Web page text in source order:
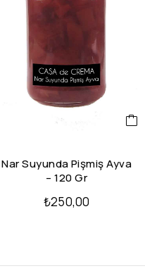
Nar Suyunda Pişmiş Ayva
– 120 Gr
₺250,00